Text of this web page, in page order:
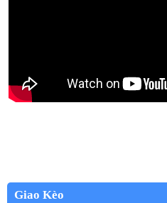
Giao Kèo